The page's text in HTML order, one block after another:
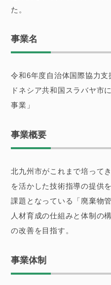
た。
事業名
令和6年度自治体国際協力
ドネシア共和国スラバヤ市
事業」
事業概要
北九州市がこれまで培って
を活かした技術指導の提供
課題となっている「廃棄物
人材育成の仕組みと体制の
の改善を目指す。
事業体制